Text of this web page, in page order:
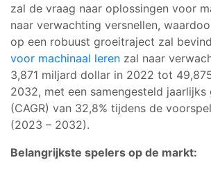
zal de vraag naar oplossingen voor
naar verwachting versnellen,
op een robuust groeitraject zal
voor machinaal leren zal naar
3,871 miljard dollar in 2022 tot
2032, met een samengesteld
(CAGR) van 32,8% tijdens de
(2023 – 2032).
Belangrijkste spelers op de markt: